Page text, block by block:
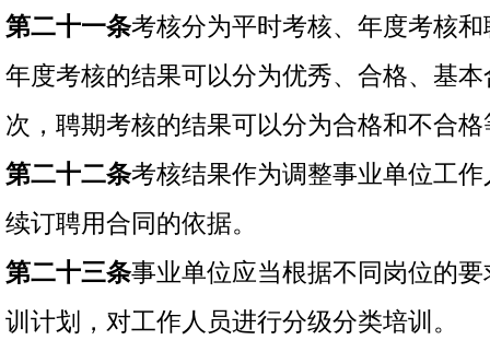
第二十一条考核分为平时考核、年度考核
年度考核的结果可以分为优秀、合格、基
次，聘期考核的结果可以分为合格和不合
第二十二条考核结果作为调整事业单位工
续订聘用合同的依据。
第二十三条事业单位应当根据不同岗位的
训计划，对工作人员进行分级分类培训。